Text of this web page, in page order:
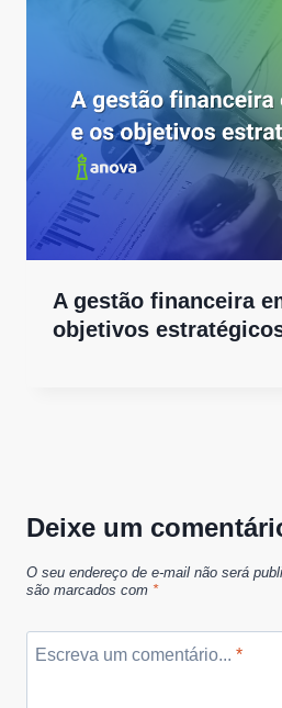
A gestão financeira
objetivos
Deixe um
O seu endereço de e-mail não será
são marcados com *
Escreva um comentário... *